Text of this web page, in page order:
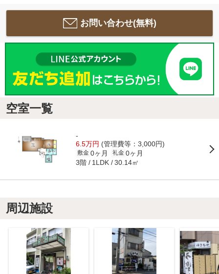
お問い合わせ(無料)
空室一覧
-
6.5万円 (管理費等：3,000円)
敷金 0ヶ月 礼金 0ヶ月
3階 1LDK 30.14㎡
周辺施設